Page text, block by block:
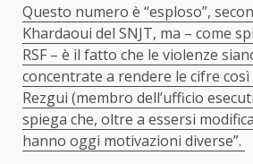
Questo numero è “esploso”,
Khardaoui del SNJT, ma – come
RSF – è il fatto che le violenze
concentrate a rendere le cifre così
Rezgui (membro dell’ufficio
spiega che, oltre a essersi
hanno oggi motivazioni diverse”.